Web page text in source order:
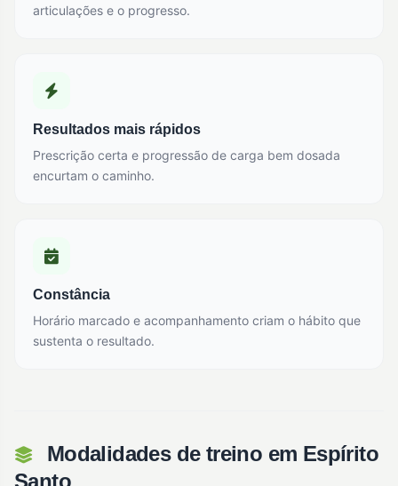
articulações e o progresso.
Resultados mais rápidos
Prescrição certa e progressão de carga bem dosada
encurtam o caminho.
Constância
Horário marcado e acompanhamento criam o hábito que
sustenta o resultado.
Modalidades de treino em Espírito
Santo